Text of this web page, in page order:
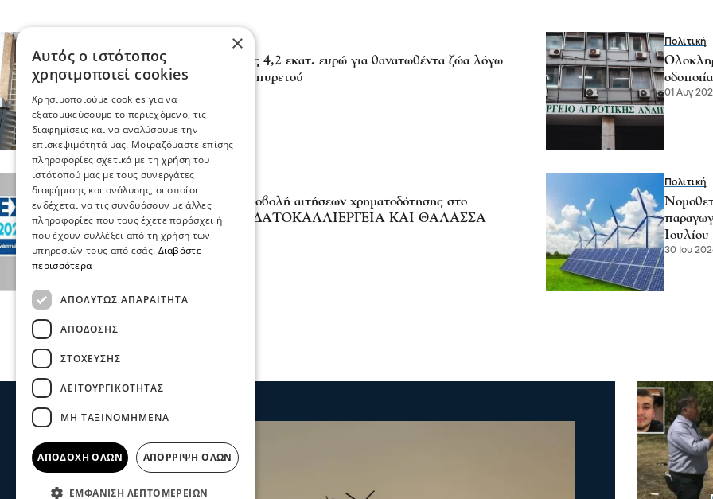
ΥΠΑΑΤ: Αποζημιώσεις 4,2 εκατ. ευρώ για θανατωθέντα ζώα λόγω
ευλογιάς και αφθώδους πυρετού
Πολιτική
01 Αυγ
Πολιτική
1η Τροποποίηση για υποβολή αιτήσεων χρηματοδότησης στο
πρόγραμμα «ΑΛΙΕΙΑ ΥΔΑΤΟΚΑΛΛΙΕΡΓΕΙΑ ΚΑΙ ΘΑΛΑΣΣΑ
(ΠΑΛΥΘ)»
30 Ιου 2026, 20:26
Πολιτική
30 Ιου
×
Αυτός ο ιστότοπος
χρησιμοποιεί cookies
Χρησιμοποιούμε cookies για να
εξατομικεύσουμε το περιεχόμενο, τις
διαφημίσεις και να αναλύσουμε την
επισκεψιμότητά μας. Μοιραζόμαστε επίσης
πληροφορίες σχετικά με τη χρήση του
ιστότοπού μας με τους συνεργάτες
διαφήμισης και ανάλυσης, οι οποίοι
ενδέχεται να τις συνδυάσουν με άλλες
πληροφορίες που τους έχετε παράσχει ή
που έχουν συλλέξει από τη χρήση των
υπηρεσιών τους από εσάς. Διαβάστε
περισσότερα
ΑΠΟΛΎΤΩΣ ΑΠΑΡΑΊΤΗΤΑ
ΑΠΌΔΟΣΗΣ
ΣΤΌΧΕΥΣΗΣ
ΛΕΙΤΟΥΡΓΙΚΌΤΗΤΑΣ
ΜΗ ΤΑΞΙΝΟΜΗΜΈΝΑ
ΑΠΟΔΟΧΉ ΌΛΩΝ ΑΠΌΡΡΙΨΗ ΌΛΩΝ
ΕΜΦΆΝΙΣΗ ΛΕΠΤΟΜΕΡΕΙΏΝ